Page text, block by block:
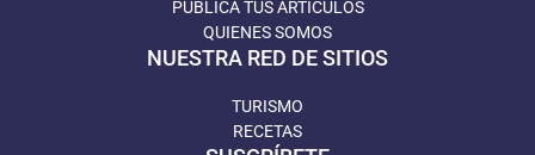
PUBLICA TUS ARTÍCULOS
QUIENES SOMOS
NUESTRA RED DE SITIOS
TURISMO
RECETAS